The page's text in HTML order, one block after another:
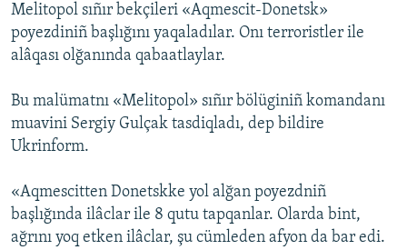
VİDEO
SÜRET
FİKİR
Українською
QOŞULIÑIZ!
Melitopol sıñır bekçileri «Aqmescit-Donetsk»
poyezdiniñ başlığını yaqaladılar. Onı terroristler ile
alâqası olğanında qabaatlaylar.
Bu malümatnı «Melitopol» sıñır bölüginiñ komandanı
muavini Sergiy Gulçak tasdiqladı, dep bildire
Ukrinform.
«Aqmescitten Donetskke yol alğan poyezdniñ
başlığında ilâclar ile 8 qutu tapqanlar. Olarda bint,
ağrını yoq etken ilâclar, şu cümleden afyon da bar edi.